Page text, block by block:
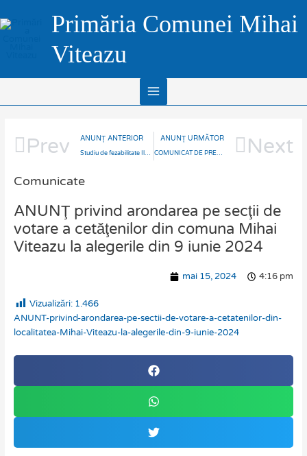
to
Primăria Comunei Mihai
Viteazu
Menu
Prev ANUNȚ ANTERIOR
Studiu de fezabilitate Iluminat Public Mihai Viteazu 2024-partea IV
ANUNȚ URMĂTOR
COMUNICAT DE PRESĂ Proiect: “Creșterea eficienței energetice a infrastructurii de iluminat public în Comuna Mihai Viteazu, județul Cluj” Next
Comunicate
ANUNŢ privind arondarea pe secţii de
votare a cetăţenilor din comuna Mihai
Viteazu la alegerile din 9 iunie 2024
mai 15, 2024 4:16 pm
Vizualizări: 1.466
ANUNT-privind-arondarea-pe-sectii-de-votare-a-cetatenilor-din-
localitatea-Mihai-Viteazu-la-alegerile-din-9-iunie-2024